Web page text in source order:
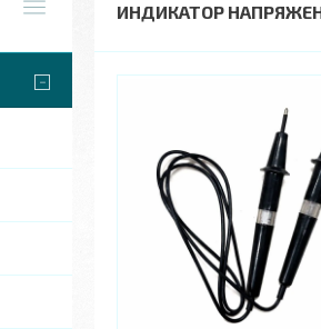
ИНДИКАТОР